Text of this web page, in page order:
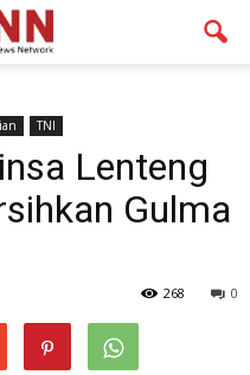
TNI
Lenteng
Gulma
0
268